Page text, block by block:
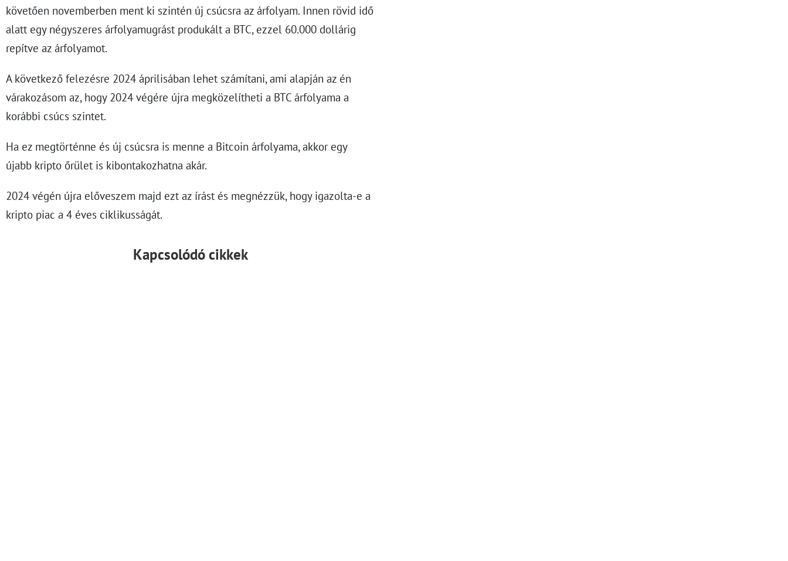
követően novemberben ment ki szintén új csúcsra az árfolyam. Innen rövid idő
alatt egy négyszeres árfolyamugrást produkált a BTC, ezzel 60.000 dollárig
repítve az árfolyamot.
A következő felezésre 2024 áprilisában lehet számítani, ami alapján az én
várakozásom az, hogy 2024 végére újra megközelítheti a BTC árfolyama a
korábbi csúcs szintet.
Ha ez megtörténne és új csúcsra is menne a Bitcoin árfolyama, akkor egy
újabb kripto őrület is kibontakozhatna akár.
2024 végén újra előveszem majd ezt az írást és megnézzük, hogy igazolta-e a
kripto piac a 4 éves ciklikusságát.
Kapcsolódó cikkek